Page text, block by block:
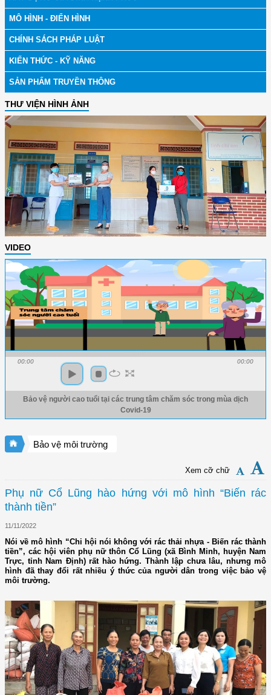
MÔ HÌNH - ĐIỂN HÌNH
CHÍNH SÁCH PHÁP LUẬT
KIẾN THỨC - KỸ NĂNG
SẢN PHẨM TRUYỀN THÔNG
THƯ VIỆN HÌNH ẢNH
VIDEO
00:00 00:00
Bảo vệ người cao tuổi tại các trung tâm chăm sóc trong mùa dịch
Covid-19
Bảo vệ môi trường
Xem cỡ chữ
Phụ nữ Cổ Lũng hào hứng với mô hình “Biến rác
thành tiền”
11/11/2022
Nói về mô hình “Chi hội nói không với rác thải nhựa - Biến rác thành
tiền”, các hội viên phụ nữ thôn Cổ Lũng (xã Bình Minh, huyện Nam
Trực, tỉnh Nam Định) rất hào hứng. Thành lập chưa lâu, nhưng mô
hình đã thay đổi rất nhiều ý thức của người dân trong việc bảo vệ
môi trường.